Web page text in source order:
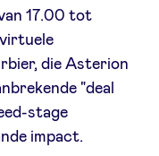
17.00 tot
die Asterion
"deal
stage
impact.